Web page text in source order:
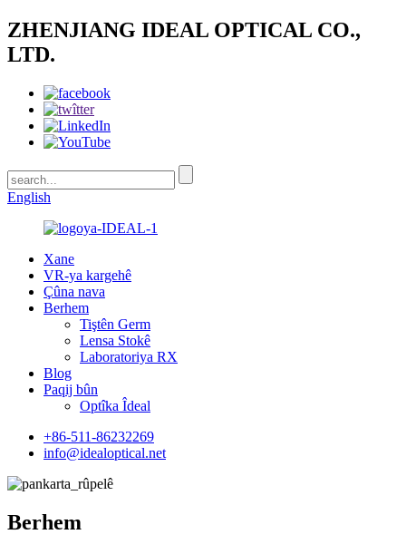
ZHENJIANG IDEAL OPTICAL CO.,
LTD.
English
Xane
VR-ya kargehê
Çûna nava
Berhem
Tiştên Germ
Lensa Stokê
Laboratoriya RX
Blog
Paqij bûn
Optîka Îdeal
+86-511-86232269
info@idealoptical.net
Berhem